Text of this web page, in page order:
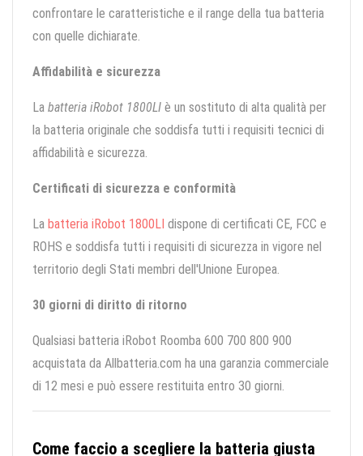
confrontare le caratteristiche e il range della tua batteria
con quelle dichiarate.
Affidabilità e sicurezza
La batteria iRobot 1800LI è un sostituto di alta qualità per
la batteria originale che soddisfa tutti i requisiti tecnici di
affidabilità e sicurezza.
Certificati di sicurezza e conformità
La batteria iRobot 1800LI dispone di certificati CE, FCC e
ROHS e soddisfa tutti i requisiti di sicurezza in vigore nel
territorio degli Stati membri dell'Unione Europea.
30 giorni di diritto di ritorno
Qualsiasi batteria iRobot Roomba 600 700 800 900
acquistata da Allbatteria.com ha una garanzia commerciale
di 12 mesi e può essere restituita entro 30 giorni.
Come faccio a scegliere la batteria giusta